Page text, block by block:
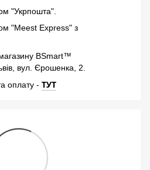
"Укрпошта".
"Meest Express" з
BSmart™
вул. Єрошенка, 2.
оплату - ТУТ